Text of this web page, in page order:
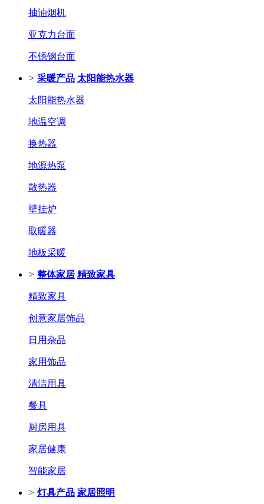
抽油烟机
亚克力台面
不锈钢台面
> 采暖产品 太阳能热水器
太阳能热水器
地温空调
换热器
地源热泵
散热器
壁挂炉
取暖器
地板采暖
> 整体家居 精致家具
精致家具
创意家居饰品
日用杂品
家用饰品
清洁用具
餐具
厨房用具
家居健康
智能家居
> 灯具产品 家居照明